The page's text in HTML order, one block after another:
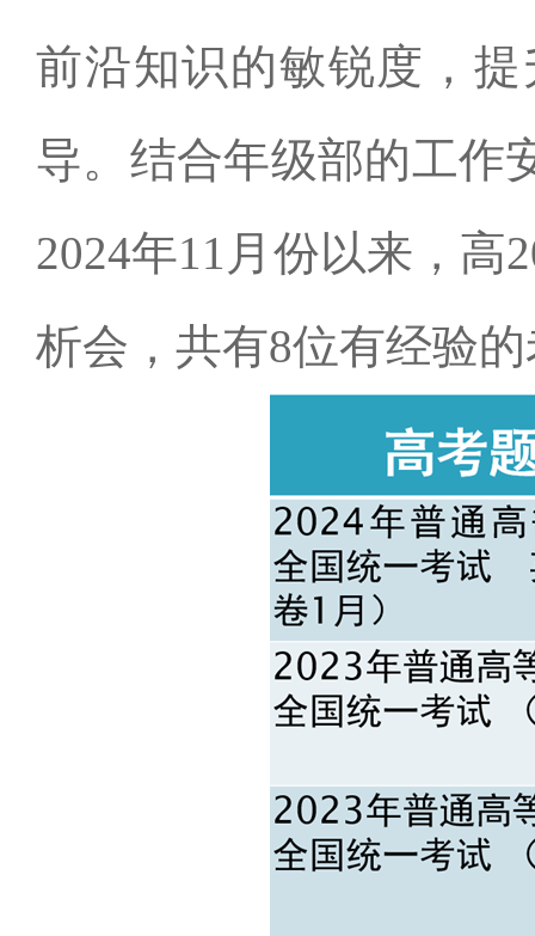
前沿知识的敏锐度，
导。结合年级部的工作
2024年11 月份以来，高
析会，共有8位有经验